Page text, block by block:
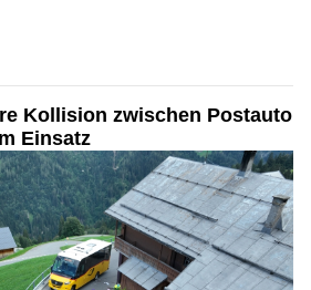
Kollision zwischen Postauto
Einsatz